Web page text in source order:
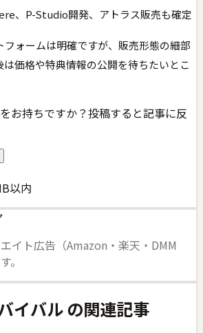
、P-Studio開発、アトラス販売も確定
ォームは明確ですが、販売形態の細部
は価格や特典情報の公開を待ちたいとこ
お持ちですか？投稿すると記事に反
以内
イト広告（Amazon・楽天・DMM
。
イバルの関連記事